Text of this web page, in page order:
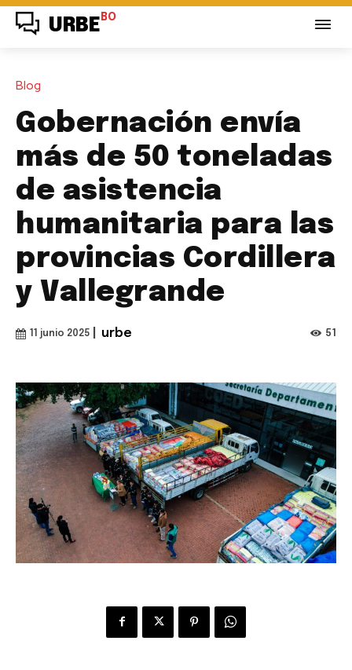
URBE BO
Blog
Gobernación envía
más de 50 toneladas
de asistencia
humanitaria para las
provincias Cordillera
y Vallegrande
11 junio 2025 urbe 51